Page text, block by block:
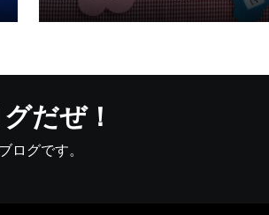
だぜ！
ログです。